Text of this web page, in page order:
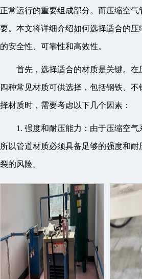
正常运行的重要组成部分。而压缩空
要。本文将详细介绍如何选择适合的
的安全性、可靠性和高效性。
首先，选择适合的材质是关键。
四种常见材质可供选择，包括钢铁、
择材质时，需要考虑以下几个因素：
1. 强度和耐压能力：由于压缩空气
所以管道材质必须具备足够的强度和
裂的风险。